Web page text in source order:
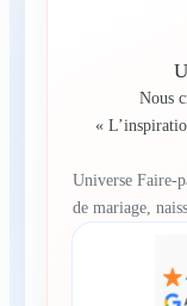
Nous
«
Universe Faire-
de mariage,